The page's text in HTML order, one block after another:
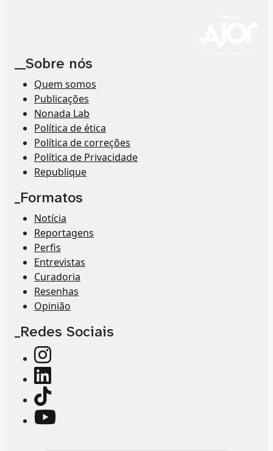
__Sobre nós
Quem somos
Publicações
Nonada Lab
Política de ética
Política de correções
Política de Privacidade
Republique
_Formatos
Notícia
Reportagens
Perfis
Entrevistas
Curadoria
Resenhas
Opinião
_Redes Sociais